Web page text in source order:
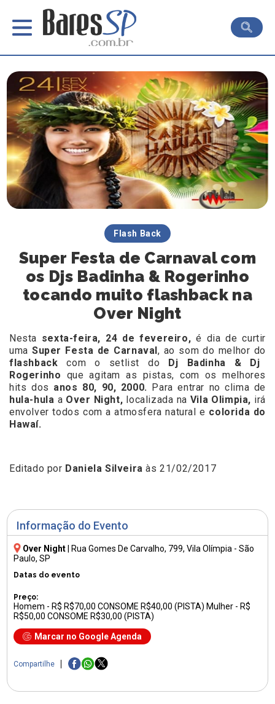
Informação do Evento
Over Night Rua Gomes De Carvalho, 799, Vila Olímpia - São
Paulo, SP
Datas do evento
Preço:
Homem - R$ R$70,00 CONSOME R$40,00 (PISTA) Mulher - R$
R$50,00 CONSOME R$30,00 (PISTA)
Marcar no Google Agenda
Compartilhe
Flash Back
Super Festa de Carnaval com
os Djs Badinha & Rogerinho
tocando muito flashback na
Over Night
Nesta sexta-feira, 24 de fevereiro, é dia de curtir
umaSuper Festa de Carnaval , ao som do melhor do
flashback com o setlist do
Dj Badinha & Dj
Rogerinho que agitam as pistas, com os melhores
hits dos anos 80, 90, 2000. Para entrar no clima de
hula-hula a Over Night, localizada na Vila Olimpia, irá
envolver todos com a atmosfera natural e colorida do
Hawaí.
Editado por Daniela Silveira às 21/02/2017